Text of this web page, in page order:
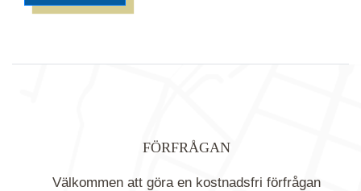
FÖRFRÅGAN
Välkommen att göra en kostnadsfri förfrågan